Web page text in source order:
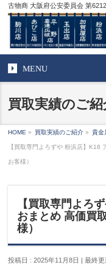
古物商 大阪府公安委員会 第
MENU
買取実績のご紹
HOME » 買取実績のご紹介 » 貴金
【買取専門よろずや 粉浜店】K18
お客様）
【買取専門よろ
おまとめ 高価買
様）
投稿日 : 2025年11月8日 最終更